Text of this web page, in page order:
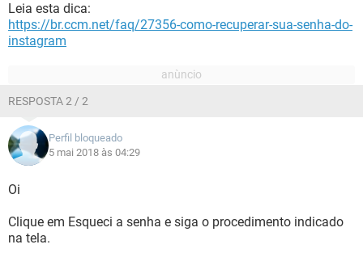
Leia esta dica:
https://br.ccm.net/faq/27356-como-recuperar-sua-senha-do-
instagram
RESPOSTA 2 / 2
Perfil bloqueado
5 mai 2018 às 04:29
Oi
Clique em Esqueci a senha e siga o procedimento indicado
na tela.